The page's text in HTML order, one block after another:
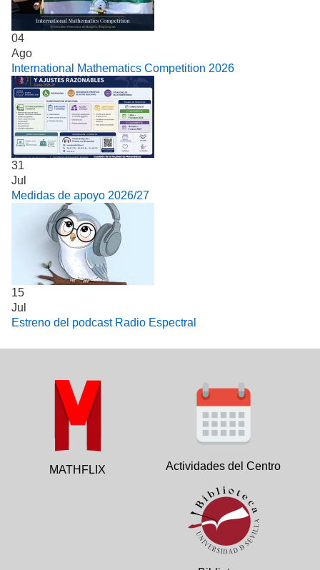
04
Ago
International Mathematics Competition 2026
31
Jul
Medidas de apoyo 2026/27
15
Jul
Estreno del podcast Radio Espectral
MATHFLIX Actividades del Centro